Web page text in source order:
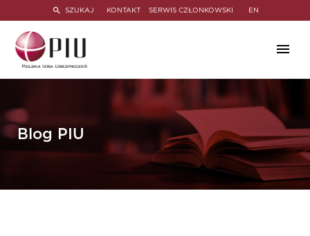
SZUKAJ KONTAKT SERWIS CZŁONKOWSKI EN
Blog PIU